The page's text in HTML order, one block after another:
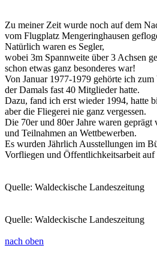
Zu meiner Zeit wurde noch auf dem
vom Flugplatz Mengeringhausen
Natürlich waren es Segler,
wobei 3m Spannweite über 3 Achsen
schon etwas ganz besonderes war!
Von Januar 1977-1979 gehörte ich zum
der Damals fast 40 Mitglieder hatte.
Dazu, fand ich erst wieder 1994, hatte
aber die Fliegerei nie ganz vergessen.
Die 70er und 80er Jahre waren
und Teilnahmen an Wettbewerben.
Es wurden Jährlich Ausstellungen im
Vorfliegen und Öffentlichkeitsarbeit
Quelle: Waldeckische Landeszeitung
Quelle: Waldeckische Landeszeitung
nach oben